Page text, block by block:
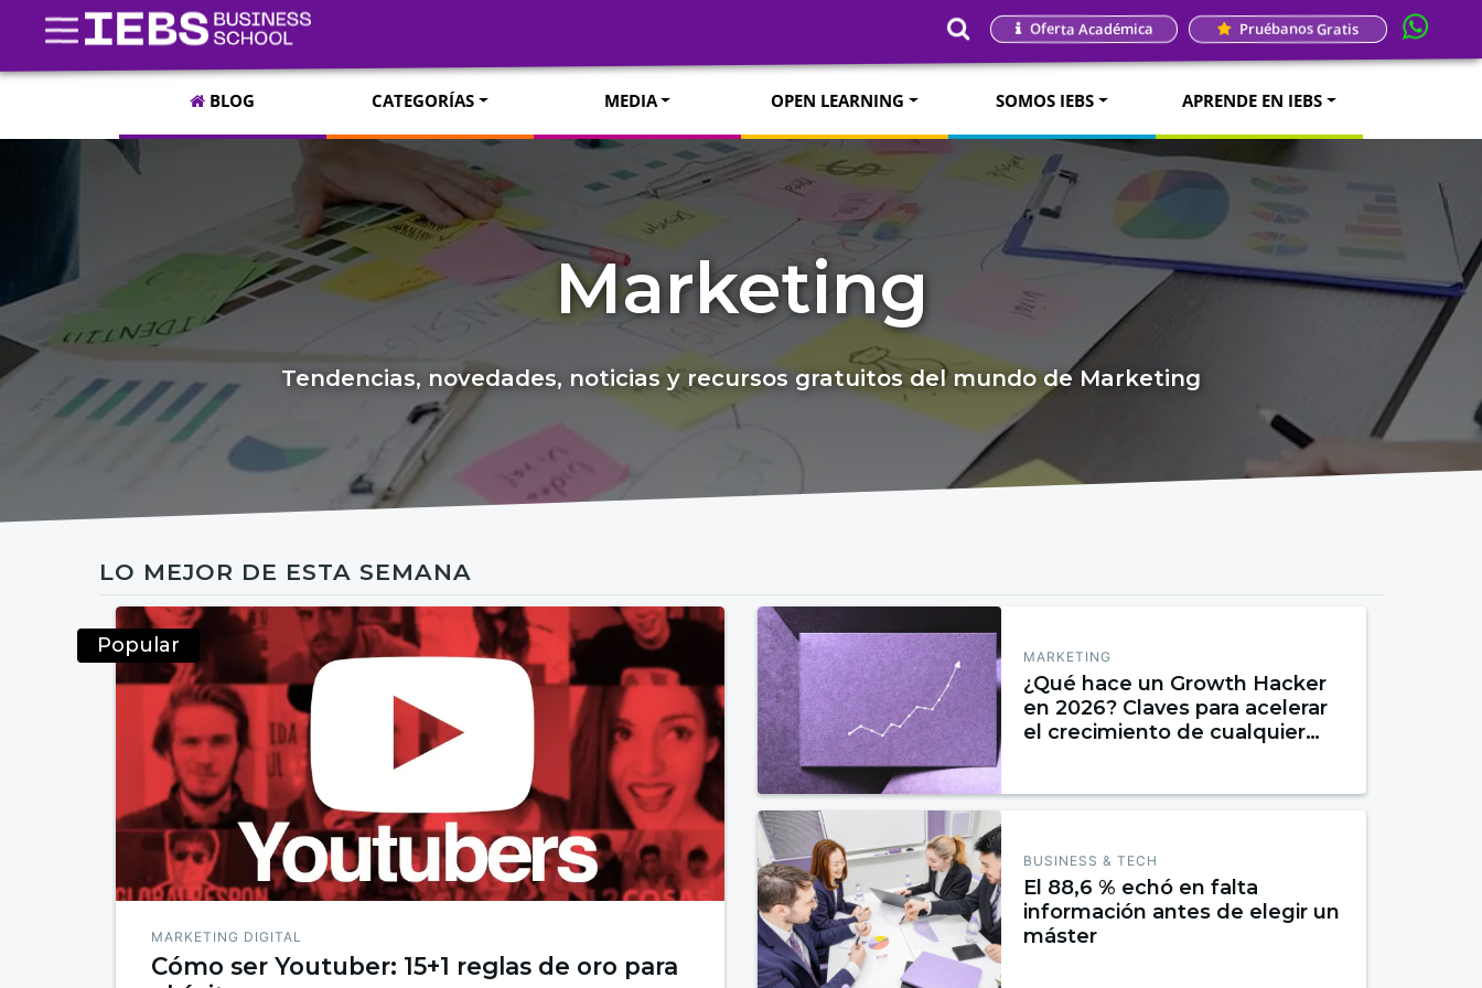
Oferta Académica Pruébanos Gratis
BLOG CATEGORÍAS MEDIA OPEN LEARNING SOMOS IEBS APRENDE EN IEBS
Marketing
Tendencias, novedades, noticias y recursos gratuitos del mundo de Marketing
LO MEJOR DE ESTA SEMANA
Popular
MARKETING DIGITAL
Cómo ser Youtuber: 15+1 reglas de oro para
MARKETING
¿Qué hace un Growth Hacker
en 2026? Claves para acelerar
el crecimiento de cualquier
BUSINESS & TECH
El 88,6 % echó en falta
información antes de elegir un
máster